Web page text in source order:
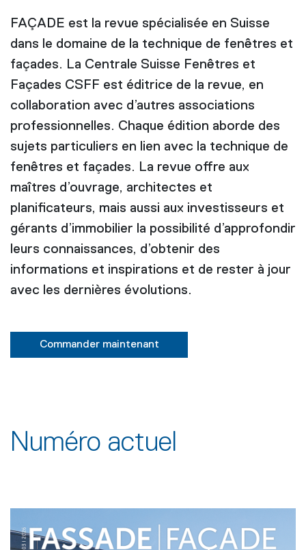
FAÇADE est la revue spécialisée en Suisse
dans le domaine de la technique de fenêtres et
façades. La Centrale Suisse Fenêtres et
Façades CSFF est éditrice de la revue, en
collaboration avec d’autres associations
professionnelles. Chaque édition aborde des
sujets particuliers en lien avec la technique de
fenêtres et façades. La revue offre aux
maîtres d’ouvrage, architectes et
planificateurs, mais aussi aux investisseurs et
gérants d’immobilier la possibilité d’approfondir
leurs connaissances, d’obtenir des
informations et inspirations et de rester à jour
avec les dernières évolutions.
Commander maintenant
Numéro actuel